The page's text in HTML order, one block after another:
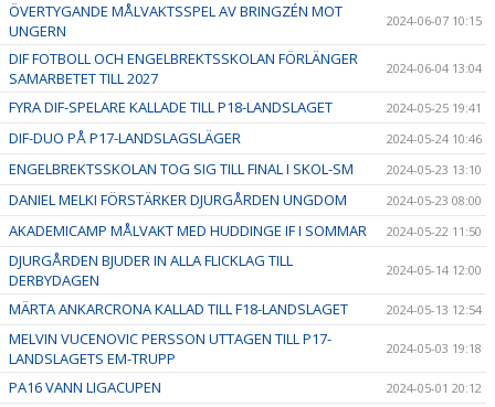
ÖVERTYGANDE MÅLVAKTSSPEL AV BRINGZÉN MOT
UNGERN
2024-06-07 10:15
DIF FOTBOLL OCH ENGELBREKTSSKOLAN FÖRLÄNGER
SAMARBETET TILL 2027
2024-06-04 13:04
FYRA DIF-SPELARE KALLADE TILL P18-LANDSLAGET 2024-05-25 19:41
DIF-DUO PÅ P17-LANDSLAGSLÄGER 2024-05-24 10:46
ENGELBREKTSSKOLAN TOG SIG TILL FINAL I SKOL-SM 2024-05-23 13:10
DANIEL MELKI FÖRSTÄRKER DJURGÅRDEN UNGDOM 2024-05-23 08:00
AKADEMICAMP MÅLVAKT MED HUDDINGE IF I SOMMAR 2024-05-22 11:50
DJURGÅRDEN BJUDER IN ALLA FLICKLAG TILL
DERBYDAGEN
2024-05-14 12:00
MÄRTA ANKARCRONA KALLAD TILL F18-LANDSLAGET 2024-05-13 12:54
MELVIN VUCENOVIC PERSSON UTTAGEN TILL P17-
LANDSLAGETS EM-TRUPP
2024-05-03 19:18
PA16 VANN LIGACUPEN 2024-05-01 20:12